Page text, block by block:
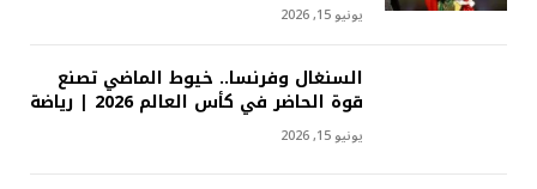
يونيو 15, 2026
السنغال وفرنسا.. خيوط الماضي تصنع
قوة الحاضر في كأس العالم 2026 | رياضة
يونيو 15, 2026